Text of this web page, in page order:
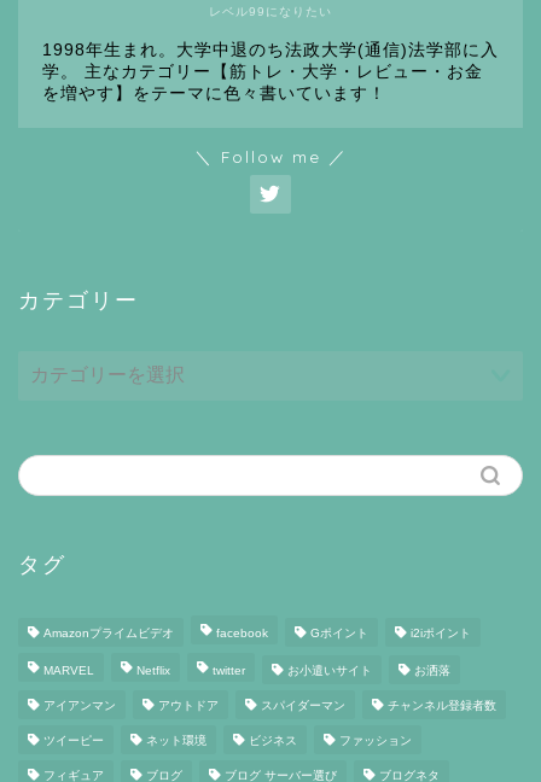
レベル99になりたい
1998年生まれ。大学中退のち法政大学(通信)法学部に入
学。 主なカテゴリー【筋トレ・大学・レビュー・お金
を増やす】をテーマに色々書いています！
＼ Follow me ／
カテゴリー
テ
ー
タグ
Amazonプライムビデオ facebook Gポイント i2iポイント
MARVEL Netflix twitter お小遣いサイト お洒落
アイアンマン アウトドア スパイダーマン チャンネル登録者数
ツイーピー ネット環境 ビジネス ファッション
フィギュア ブログ ブログ サーバー選び ブログネタ